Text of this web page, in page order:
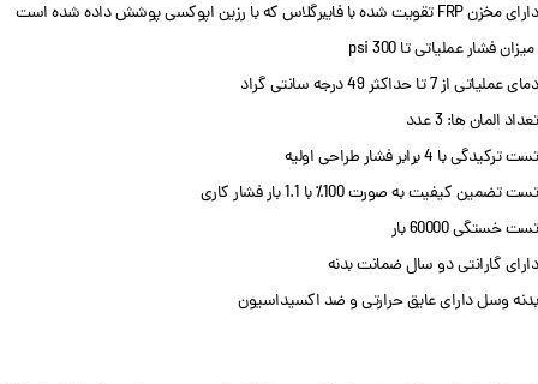
دارای مخزن FRP تقویت شده با فایبرگلاس که با رزین اپوکسی پوشش داده شده است
میزان فشار عملیاتی تا 300 psi
دمای عملیاتی از 7 تا حداکثر 49 درجه سانتی گراد
تعداد المان ها: 3 عدد
تست ترکیدگی با 4 برابر فشار طراحی اولیه
تست تضمین کیفیت به صورت 100٪ با 1.1 بار فشار کاری
تست خستگی 60000 بار
دارای گارانتی دو سال ضمانت بدنه
بدنه وسل دارای عایق حرارتی و ضد اکسیداسیون